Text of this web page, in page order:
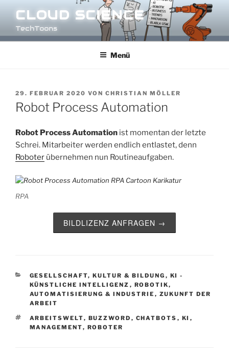
Inhalt
springen
CLOUD SCIENCE
TechToons
Menü
VERÖFFENTLICHT
AM
29. FEBRUAR 2020 VON CHRISTIAN MÖLLER
Robot Process Automation
Robot Process Automation ist momentan der letzte
Schrei. Mitarbeiter werden endlich entlastet, denn
Roboter übernehmen nun Routineaufgaben.
RPA
BILDLIZENZ ANFRAGEN →
KATEGORIEN
GESELLSCHAFT, KULTUR & BILDUNG , KI -
KÜNSTLICHE INTELLIGENZ , ROBOTIK,
AUTOMATISIERUNG & INDUSTRIE , ZUKUNFT DER
ARBEIT
SCHLAGWÖRTER
ARBEITSWELT, BUZZWORD , CHATBOTS , KI ,
MANAGEMENT, ROBOTER